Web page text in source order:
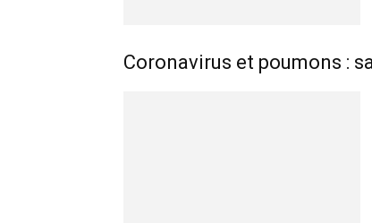
Coronavirus et poumons :